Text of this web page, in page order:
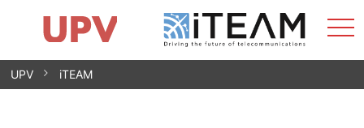
Saltar
Impacto
Grupos de investigación
Instalaciones
Spin-offs
Contacto
Prácticas
Noticias
Unidad de Igualdad
UPV iTEAM